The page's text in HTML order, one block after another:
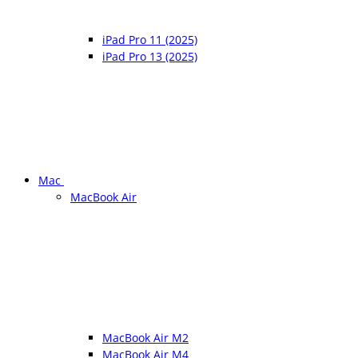
iPad Pro 11 (2025)
iPad Pro 13 (2025)
Mac
MacBook Air
MacBook Air M2
MacBook Air M4